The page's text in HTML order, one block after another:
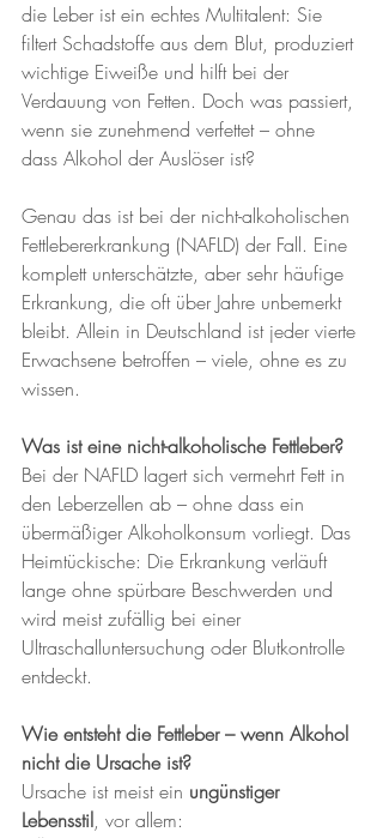
die Leber ist ein echtes Multitalent: Sie
filtert Schadstoffe aus dem Blut, produziert
wichtige Eiweiße und hilft bei der
Verdauung von Fetten. Doch was passiert,
wenn sie zunehmend verfettet – ohne
dass Alkohol der Auslöser ist?
Genau das ist bei der nicht-alkoholischen
Fettlebererkrankung (NAFLD) der Fall. Eine
komplett unterschätzte, aber sehr häufige
Erkrankung, die oft über Jahre unbemerkt
bleibt. Allein in Deutschland ist jeder vierte
Erwachsene betroffen – viele, ohne es zu
wissen.
Was ist eine nicht-alkoholische Fettleber?
Bei der NAFLD lagert sich vermehrt Fett in
den Leberzellen ab – ohne dass ein
übermäßiger Alkoholkonsum vorliegt. Das
Heimtückische: Die Erkrankung verläuft
lange ohne spürbare Beschwerden und
wird meist zufällig bei einer
Ultraschalluntersuchung oder Blutkontrolle
entdeckt.
Wie entsteht die Fettleber – wenn Alkohol
nicht die Ursache ist?
Ursache ist meist ein ungünstiger
Lebensstil, vor allem: